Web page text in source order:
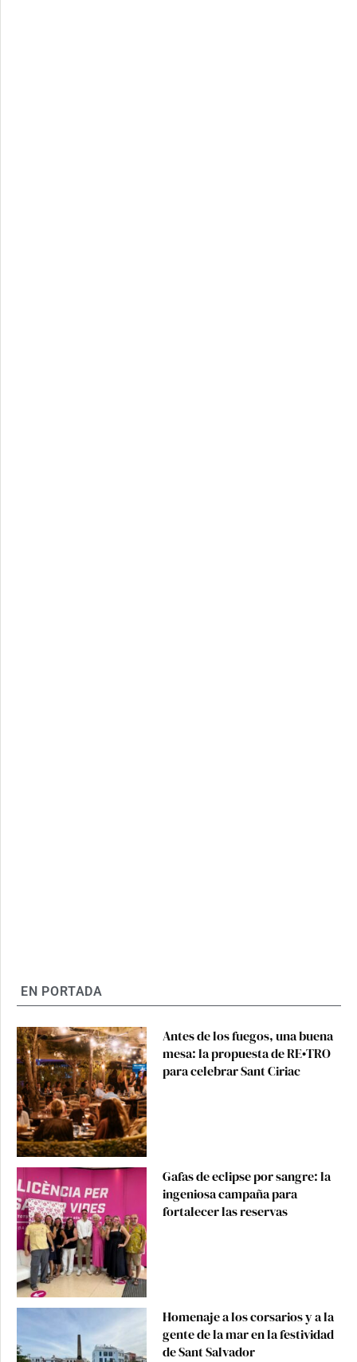
EN PORTADA
Antes de los fuegos, una buena
mesa: la propuesta de RE•TRO
para celebrar Sant Ciriac
Gafas de eclipse por sangre: la
ingeniosa campaña para
fortalecer las reservas
Homenaje a los corsarios y a la
gente de la mar en la festividad
de Sant Salvador